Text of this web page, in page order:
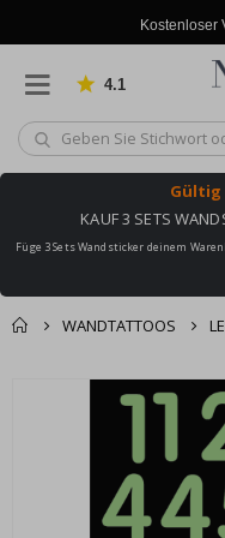
Kostenloser
4.1
Gültig
KAUF 3 SETS
Füge 3 Sets Wandsticker deinem
WANDTATTOOS
Zusammen
Produkte